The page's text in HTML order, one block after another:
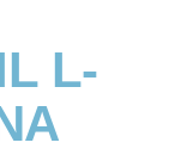
L-